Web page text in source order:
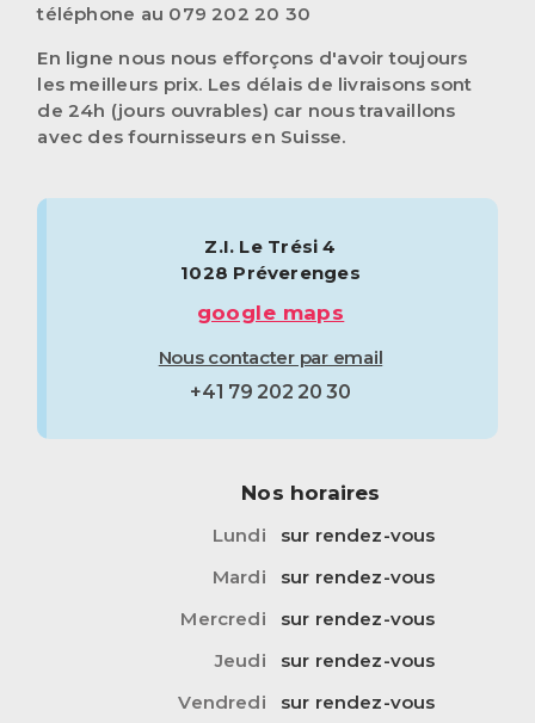
téléphone au 079 202 20 30
En ligne nous nous efforçons d'avoir toujours
les meilleurs prix. Les délais de livraisons sont
de 24h (jours ouvrables) car nous travaillons
avec des fournisseurs en Suisse.
Z.I. Le Trési 4
1028 Préverenges
google maps
Nous contacter par email
+41 79 202 20 30
Nos horaires
Lundi
sur rendez-vous
Mardi
sur rendez-vous
Mercredi
sur rendez-vous
Jeudi
sur rendez-vous
Vendredi
sur rendez-vous